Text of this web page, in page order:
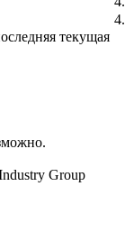
текущая
Group